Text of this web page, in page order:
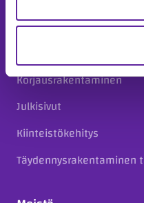
Asuntorakentaminen
Korjausrakentaminen
Julkisivut
Kiinteistökehitys
Täydennysrakentaminen